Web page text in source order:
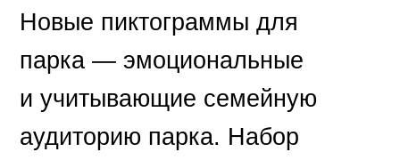
Новые пиктограммы для
парка — эмоциональные
и учитывающие семейную
аудиторию парка. Набор